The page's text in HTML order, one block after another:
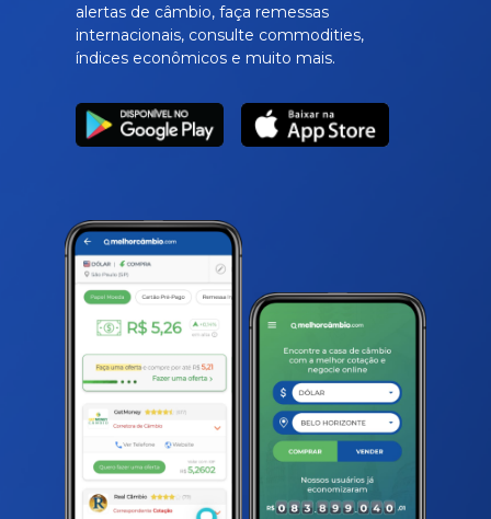
alertas de câmbio, faça remessas
internacionais, consulte commodities,
índices econômicos e muito mais.